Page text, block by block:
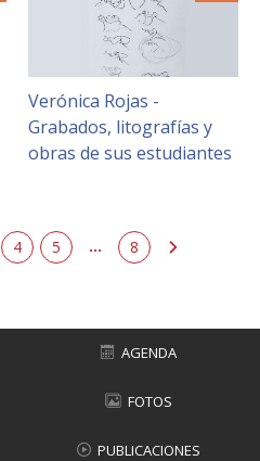
Verónica Rojas -
Grabados, litografías y
obras de sus estudiantes
4 5 ... 8
siguiente
AGENDA
FOTOS
PUBLICACIONES